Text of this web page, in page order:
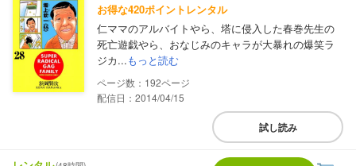
お得な420ポイントレンタル
仁ママのアルバイトやら、塔に侵入した春巻先生の
死亡遊戯やら、おなじみのキャラが大暴れの爆笑ラ
ジカ...もっと読む
192
配信日：2014/04/15
試し読み